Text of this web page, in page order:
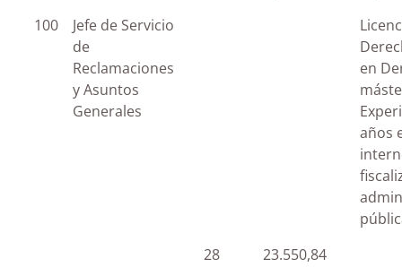
100
Jefe de Servicio
de
Reclamaciones
y Asuntos
Generales
en
años
28
23.550,84